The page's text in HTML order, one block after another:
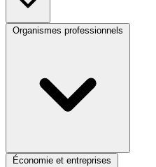
Organismes professionnels
Économie et entreprises